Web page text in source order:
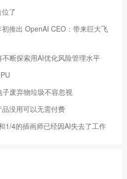
了
推出 OpenAI CEO：带来巨大飞
断探索用AI优化风险管理水平
废弃物垃圾不容忽视
没用可以无需付费
1/4的插画师已经因AI失去了工作